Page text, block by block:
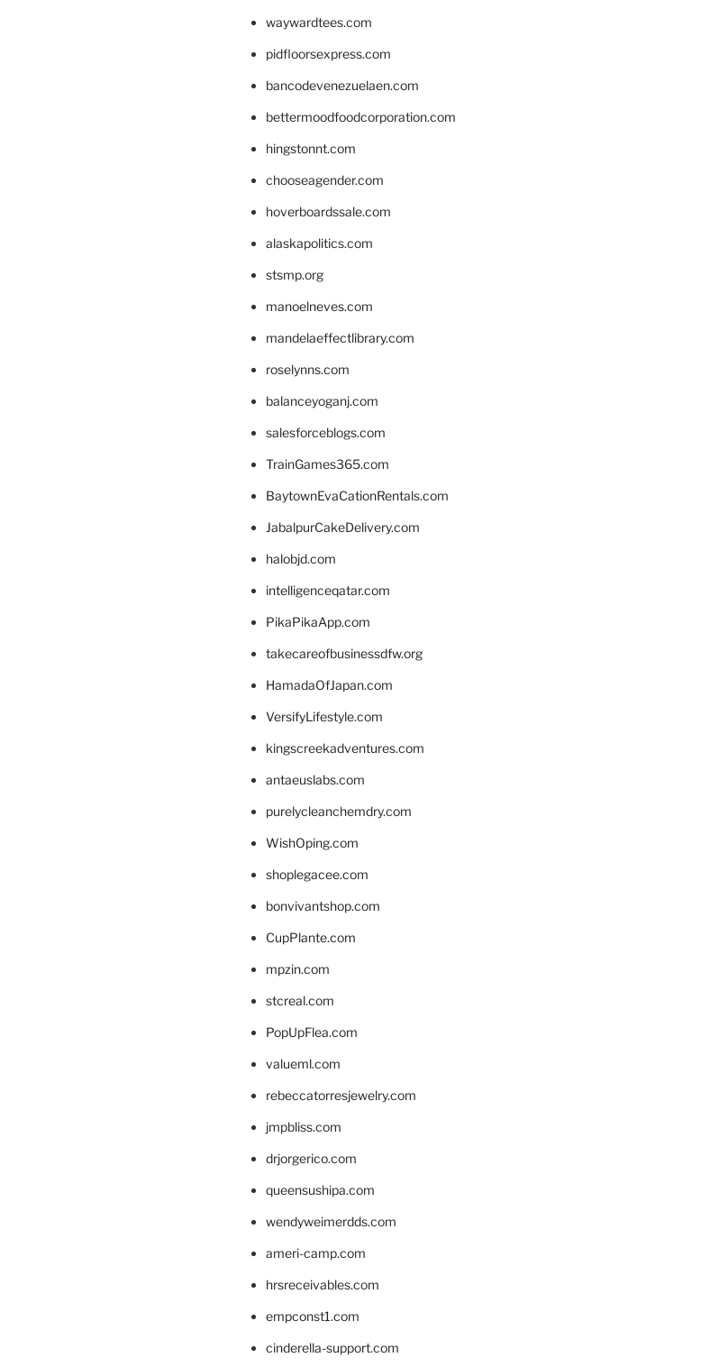
waywardtees.com
pidfloorsexpress.com
bancodevenezuelaen.com
bettermoodfoodcorporation.com
hingstonnt.com
chooseagender.com
hoverboardssale.com
alaskapolitics.com
stsmp.org
manoelneves.com
mandelaeffectlibrary.com
roselynns.com
balanceyoganj.com
salesforceblogs.com
TrainGames365.com
BaytownEvaCationRentals.com
JabalpurCakeDelivery.com
halobjd.com
intelligenceqatar.com
PikaPikaApp.com
takecareofbusinessdfw.org
HamadaOfJapan.com
VersifyLifestyle.com
kingscreekadventures.com
antaeuslabs.com
purelycleanchemdry.com
WishOping.com
shoplegacee.com
bonvivantshop.com
CupPlante.com
mpzin.com
stcreal.com
PopUpFlea.com
valueml.com
rebeccatorresjewelry.com
jmpbliss.com
drjorgerico.com
queensushipa.com
wendyweimerdds.com
ameri-camp.com
hrsreceivables.com
empconst1.com
cinderella-support.com